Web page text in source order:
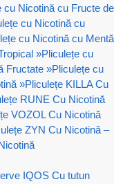
cu Nicotină cu Fructe de
cu Nicotină cu
cu Nicotină cu Mentă
»Pliculețe cu
Fructate »Pliculețe cu
»Pliculețe KILLA Cu
RUNE Cu Nicotină
VOZOL Cu Nicotină
ZYN Cu Nicotină –
IQOS Cu tutun